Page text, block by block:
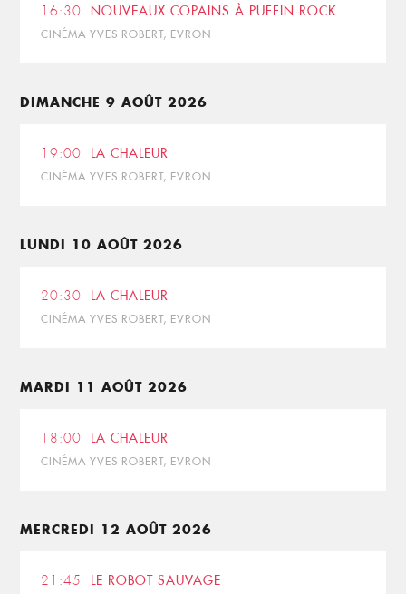
16:30 NOUVEAUX COPAINS À PUFFIN ROCK
CINÉMA YVES ROBERT, EVRON
DIMANCHE 9 AOÛT 2026
19:00 LA CHALEUR
CINÉMA YVES ROBERT, EVRON
LUNDI 10 AOÛT 2026
20:30 LA CHALEUR
CINÉMA YVES ROBERT, EVRON
MARDI 11 AOÛT 2026
18:00 LA CHALEUR
CINÉMA YVES ROBERT, EVRON
MERCREDI 12 AOÛT 2026
21:45 LE ROBOT SAUVAGE